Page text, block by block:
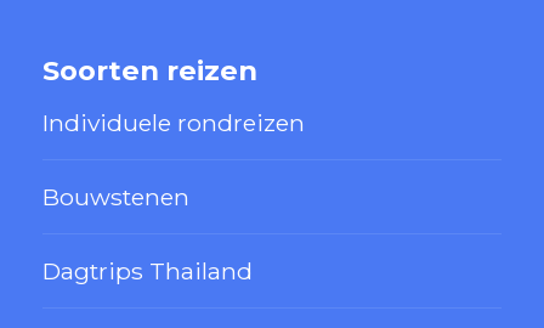
Soorten reizen
Individuele rondreizen
Bouwstenen
Dagtrips Thailand